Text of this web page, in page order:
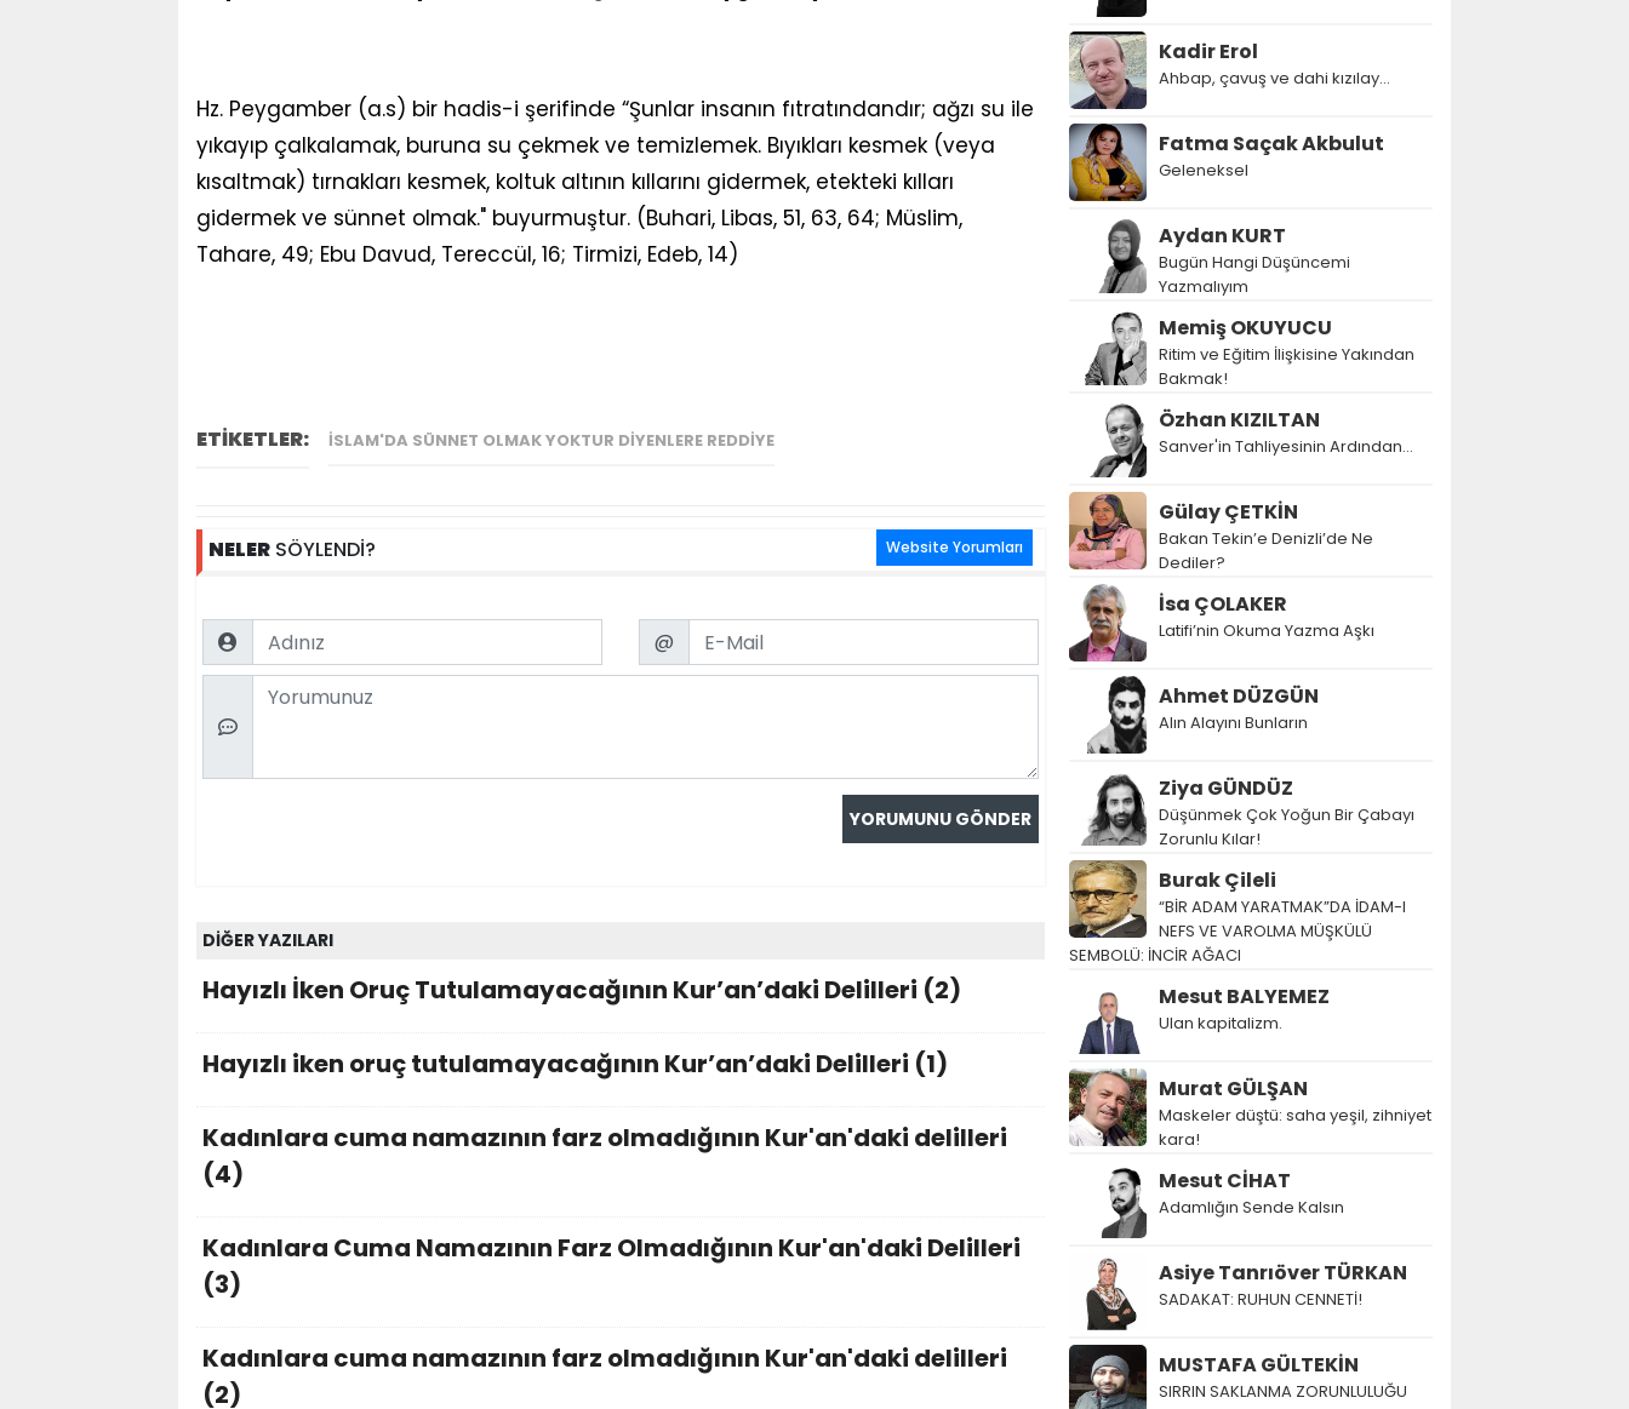
Hz. Peygamber (a.s) bir hadis-i şerifinde “Şunlar insanın fıtratındandır; ağzı su ile
yıkayıp çalkalamak, buruna su çekmek ve temizlemek. Bıyıkları kesmek (veya
kısaltmak) tırnakları kesmek, koltuk altının kıllarını gidermek, etekteki kılları
gidermek ve sünnet olmak." buyurmuştur. (Buhari, Libas, 51, 63, 64; Müslim,
Tahare, 49; Ebu Davud, Tereccül, 16; Tirmizi, Edeb, 14)
ETİKETLER: İSLAM'DA SÜNNET OLMAK YOKTUR DIYENLERE REDDIYE
NELER SÖYLENDİ? Website Yorumları
Name Email
@
Comment
DİĞER YAZILARI
Hayızlı İken Oruç Tutulamayacağının Kur’an’daki Delilleri (2)
Hayızlı iken oruç tutulamayacağının Kur’an’daki Delilleri (1)
Kadınlara cuma namazının farz olmadığının Kur'an'daki delilleri
(4)
Kadınlara Cuma Namazının Farz Olmadığının Kur'an'daki Delilleri
(3)
Kadınlara cuma namazının farz olmadığının Kur'an'daki delilleri
(2)
Kadir Erol
Ahbap, çavuş ve dahi kızılay...
Fatma Saçak Akbulut
Geleneksel
Aydan KURT
Bugün Hangi Düşüncemi
Yazmalıyım
Memiş OKUYUCU
Ritim ve Eğitim İlişkisine Yakından
Bakmak!
Özhan KIZILTAN
Sanver'in Tahliyesinin Ardından…
Gülay ÇETKİN
Bakan Tekin’e Denizli’de Ne
Dediler?
İsa ÇOLAKER
Latifi’nin Okuma Yazma Aşkı
Ahmet DÜZGÜN
Alın Alayını Bunların
Ziya GÜNDÜZ
Düşünmek Çok Yoğun Bir Çabayı
Zorunlu Kılar!
Burak Çileli
“BİR ADAM YARATMAK”DA İDAM-I
NEFS VE VAROLMA MÜŞKÜLÜ
SEMBOLÜ: İNCİR AĞACI
Mesut BALYEMEZ
Ulan kapitalizm.
Murat GÜLŞAN
Maskeler düştü: saha yeşil, zihniyet
kara!
Mesut CİHAT
Adamlığın Sende Kalsın
Asiye Tanrıöver TÜRKAN
SADAKAT: RUHUN CENNETİ!
MUSTAFA GÜLTEKİN
SIRRIN SAKLANMA ZORUNLULUĞU